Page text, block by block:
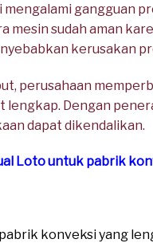
gangguan
mesin sudah aman
kerusakan
perusahaan
lengkap. Dengan
dapat dikendalikan.
Loto untuk pabrik
konveksi yang